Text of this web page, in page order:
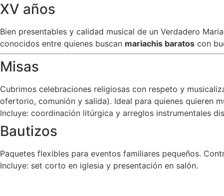
XV años
Bien presentables y calidad musical de un Verdadero
conocidos entre quienes buscan mariachis baratos con
Misas
Cubrimos celebraciones religiosas con respeto y
ofertorio, comunión y salida). Ideal para quienes quieren
Incluye: coordinación litúrgica y arreglos instrumentales
Bautizos
Paquetes flexibles para eventos familiares pequeños.
Incluye: set corto en iglesia y presentación en salón.